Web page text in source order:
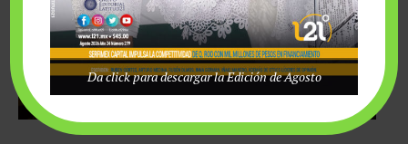
Da click para descargar la Edición de Agosto